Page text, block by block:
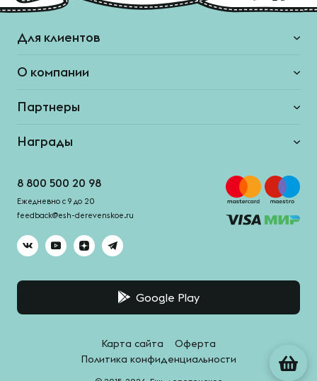
Для клиентов
О компании
Партнеры
Награды
8 800 500 20 98
Ежедневно с 9 до 20
feedback@esh-derevenskoe.ru
Google Play
Карта сайта
Оферта
Политика конфиденциальности